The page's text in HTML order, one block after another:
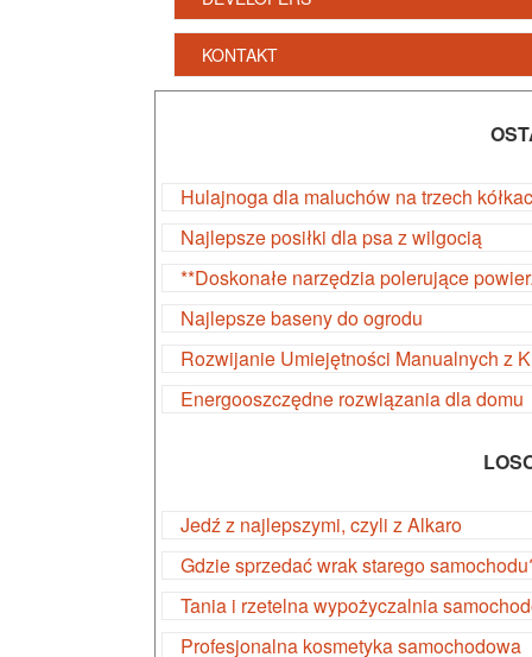
KONTAKT
Hulajnoga dla maluchów na trzech
Najlepsze posiłki dla psa z wilgocią
**Doskonałe narzędzia polerujące
Najlepsze baseny do ogrodu
Rozwijanie Umiejętności Manualnych z
Energooszczędne rozwiązania dla domu
Jedź z najlepszymi, czyli z Alkaro
Gdzie sprzedać wrak starego
Tania i rzetelna wypożyczalnia
Profesjonalna kosmetyka samochodowa